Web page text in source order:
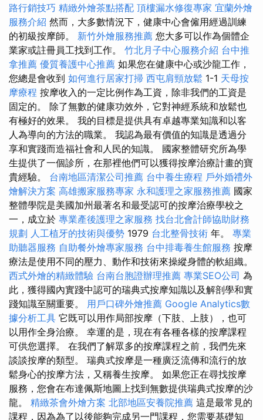
路行銷技巧 精緻外燴茶點搭配 頂樓漏水修復專家 宜蘭外燴
服務介紹 然而，大多數情況下，健康中心會僱用經過訓練
的初級按摩師。 新竹外燴服務推薦 您大多可以作為個體企
業家或註冊員工找到工作。 竹北月子中心服務介紹 台中推
拿推薦 優質養護中心推薦 如果您在健康中心或沙龍工作，
您總是會收到 如何進行居家打掃 西屯肩頸放鬆 1-1 天母按
摩療程 按摩收入的一定比例作為工資，除非我們的工資是
固定的。 除了無數的健康功效外，它對神經系統和放鬆也
有極好的效果。 我的目標是提供具有卓越專業知識和以客
人為導向的方法的職業。 我認為最有價值的知識是透過分
享和實踐而造福社會和人民的知識。 國家整體研究所為學
生提供了一個診所，在那裡他們可以獲得按摩治療計畫的寶
貴經驗。 台南地區清潔公司推薦 台中養生療程 戶外婚禮外
燴解決方案 高雄搬家服務專家 永和護理之家服務推薦 國家
整體學院是美國加州最著名和最受認可的按摩治療學校之
一，成立於 專業產後護理之家服務 找台北會計師協助財務
規劃 人工植牙的技術與優勢 1979 台北整骨技術 年。 專業
助聽器服務 自助餐外燴專家服務 台中排毒養生館服務 按摩
療法是使用不同的壓力、動作和技術來操縱身體的軟組織。
西式外燴的精緻體驗 台南台胞證辦理推薦 專業SEO公司 為
此，獲得國內實踐中認可的瑞典式按摩知識以及解剖學和實
踐知識至關重要。 用戶口碑外燴推薦 Google Analytics數
據分析工具 它既可以用作局部按摩（下肢、上肢），也可
以用作全身治療。 幸運的是，現在有各種各樣的按摩課程
可供您選擇。 在我們了解眾多的按摩課程之前，我們先來
談談按摩的類型。 瑞典式按摩是一種廣泛流傳和流行的放
鬆身心的按摩方法，又稱養生按摩。 如果您正在尋找按摩
服務，您會在布達佩斯地圖上找到無數提供瑞典式按摩的沙
龍。 精緻茶會外燴方案 北部地區安養院推薦 這是最常見的
課程，因為為了以後能夠完成另一門課程，您需要基礎知